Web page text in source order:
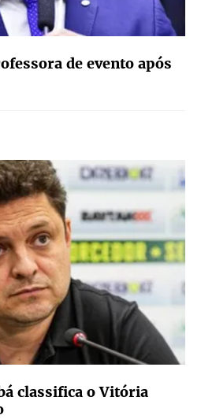
de evento após
classifica o Vitória